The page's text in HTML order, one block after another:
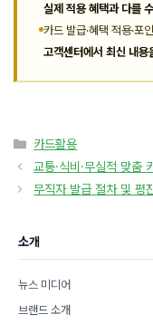
실제 적용 혜택과 다를
카드 발급·혜택 적용·포
고객센터에서 최신 내용
카
테
리
카드활용
교통·식비·무실적 맞춤
무직자 발급 절차 및 평
소개
뉴스 미디어
브랜드 소개